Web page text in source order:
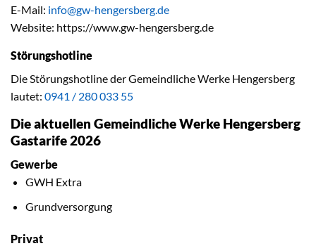
E-Mail: info@gw-hengersberg.de
Website: https://www.gw-hengersberg.de
Störungshotline
Die Störungshotline der Gemeindliche Werke Hengersberg
lautet: 0941 / 280 033 55
Die aktuellen Gemeindliche Werke Hengersberg
Gastarife 2026
Gewerbe
GWH Extra
Grundversorgung
Privat